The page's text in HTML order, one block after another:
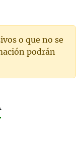
o que no se
podrán